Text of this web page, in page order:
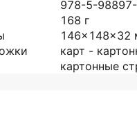
978-5-
168 г
146x148x32
карт -
картонные